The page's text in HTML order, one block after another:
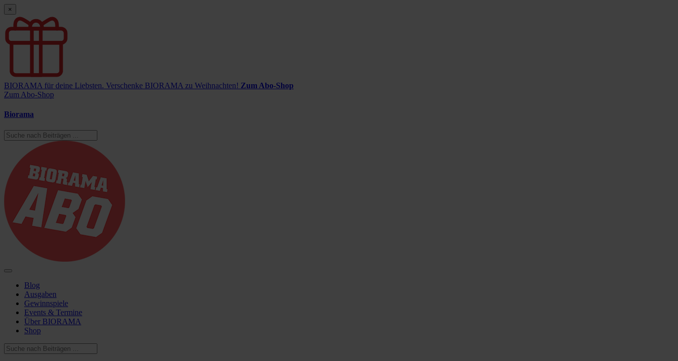
×
BIORAMA für deine Liebsten. Verschenke BIORAMA zu Weihnachten! Zum Abo-Shop
Zum Abo-Shop
Biorama
Blog
Ausgaben
Gewinnspiele
Events & Termine
Über BIORAMA
Shop